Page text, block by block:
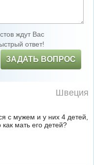
ждут Вас
ответ!
ЗАДАТЬ ВОПРОС
Швеция
с мужем и у них 4 детей,
мать его детей?